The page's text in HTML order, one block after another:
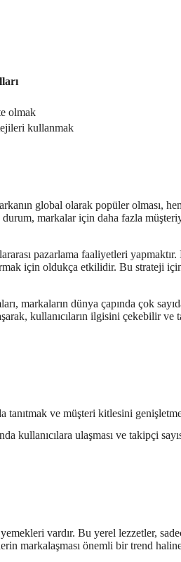
olmak
kullanmak
global olarak popüler olması,
durum, markalar için daha fazla
pazarlama faaliyetleri yapmaktır.
için oldukça etkilidir. Bu strateji
markaların dünya çapında çok
kullanıcıların ilgisini çekebilir ve
tanıtmak ve müşteri kitlesini
kullanıcılara ulaşması ve takipçi
vardır. Bu yerel lezzetler,
markalaşması önemli bir trend